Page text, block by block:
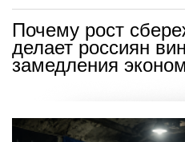
Почему рост
делает россиян
замедления